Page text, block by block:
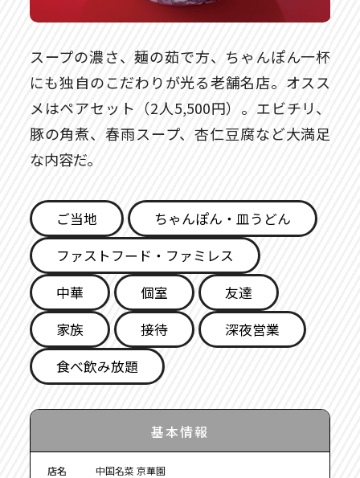
スープの濃さ、麺の茹で方、ちゃんぽん一杯
にも独自のこだわりが光る老舗名店。オスス
メはペアセット（2人5,500円）。エビチリ、
豚の角煮、春雨スープ、杏仁豆腐など大満足
な内容だ。
ご当地
ちゃんぽん・皿うどん
ファストフード・ファミレス
中華
個室
友達
家族
接待
深夜営業
食べ飲み放題
基本情報
店名 中国名菜 京華園